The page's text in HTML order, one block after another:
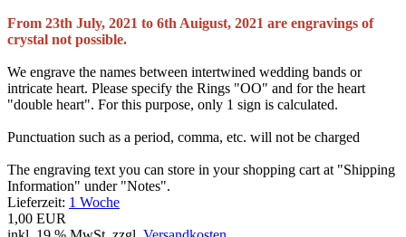
From 23th July, 2021 to 6th Auigust, 2021 are engravings of
crystal not possible.
We engrave the names between intertwined wedding bands or
intricate heart. Please specify the Rings "OO" and for the heart
"double heart". For this purpose, only 1 sign is calculated.
Punctuation such as a period, comma, etc. will not be charged
The engraving text you can store in your shopping cart at "Shipping
Information" under "Notes".
Lieferzeit: 1 Woche
1,00 EUR